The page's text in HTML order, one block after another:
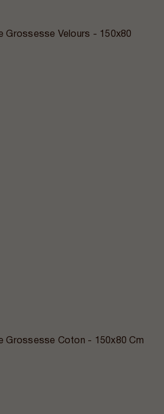
Grossesse Velours - 150x80
Grossesse Coton - 150x80 Cm